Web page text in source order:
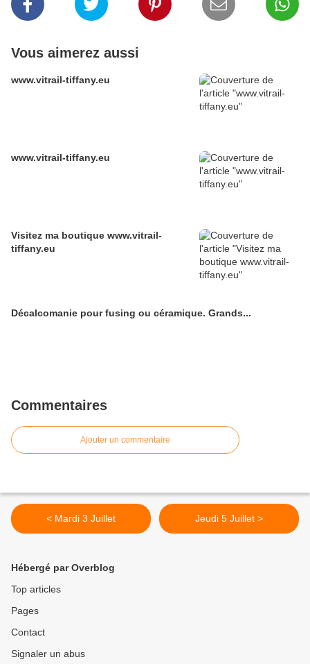
Vous aimerez aussi
www.vitrail-tiffany.eu
www.vitrail-tiffany.eu
Visitez ma boutique www.vitrail-
tiffany.eu
Décalcomanie pour fusing ou céramique. Grands...
Commentaires
Ajouter un commentaire
< Mardi 3 Juillet Jeudi 5 Juillet >
Hébergé par Overblog
Top articles
Pages
Contact
Signaler un abus